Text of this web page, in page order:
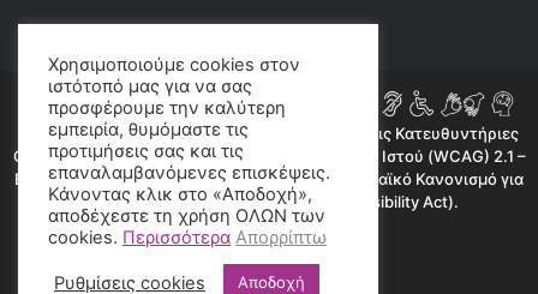
Η ιστοσελίδα μας συμμορφώνεται εν μέρει με τις Κατευθυντήριες
Οδηγίες για την Προσβασιμότητα Περιεχομένου Ιστού (WCAG) 2.1 –
Επίπεδο AA, όπως προβλέπεται από τον Ευρωπαϊκό Κανονισμό για
την Προσβασιμότητα (European Accessibility Act).
Χρησιμοποιούμε cookies στον
ιστότοπό μας για να σας
προσφέρουμε την καλύτερη
εμπειρία, θυμόμαστε τις
προτιμήσεις σας και τις
επαναλαμβανόμενες επισκέψεις.
Κάνοντας κλικ στο «Αποδοχή»,
αποδέχεστε τη χρήση ΟΛΩΝ των
cookies. Περισσότερα Απορρίπτω
Ρυθμίσεις cookies Αποδοχή
©2020 radioproto.gr